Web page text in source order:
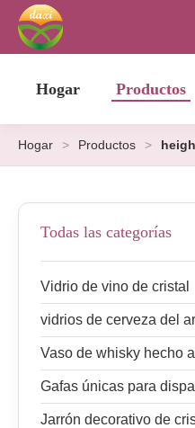
Hogar Productos
Hogar > Productos >
Todas las categorías
Vidrio de vino de cristal
vidrios de cerveza del
Vaso de whisky hecho
Gafas únicas para
Jarrón decorativo de